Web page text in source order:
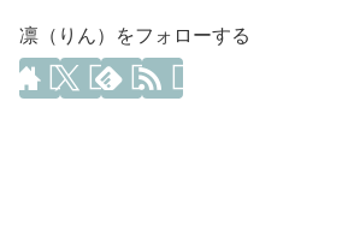
凛（りん）をフォローする